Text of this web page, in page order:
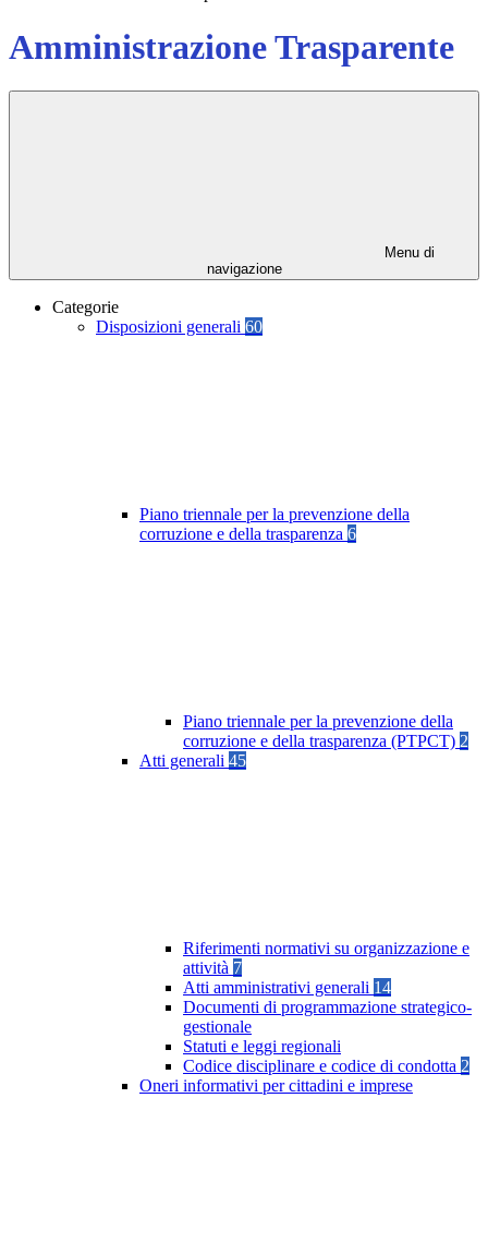
Amministrazione Trasparente
Menu di
navigazione
Categorie
Disposizioni generali 60
Piano triennale per la prevenzione della
corruzione e della trasparenza 6
Piano triennale per la prevenzione della
corruzione e della trasparenza (PTPCT) 2
Atti generali 45
Riferimenti normativi su organizzazione e
attività 7
Atti amministrativi generali 14
Documenti di programmazione strategico-
gestionale
Statuti e leggi regionali
Codice disciplinare e codice di condotta 2
Oneri informativi per cittadini e imprese